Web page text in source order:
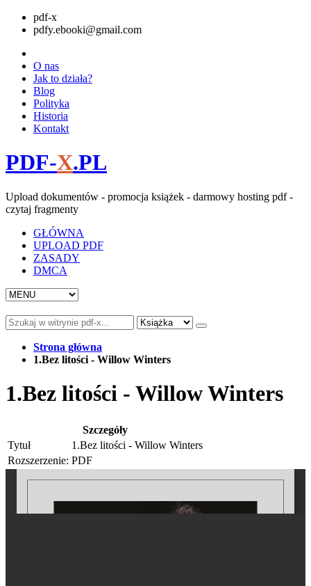
pdf-x
pdfy.ebooki@gmail.com
O nas
Jak to działa?
Blog
Polityka
Historia
Kontakt
PDF-X.PL
Upload dokumentów - promocja książek - darmowy hosting pdf -
czytaj fragmenty
GŁÓWNA
UPLOAD PDF
ZASADY
DMCA
Strona główna
1.Bez litości - Willow Winters
1.Bez litości - Willow Winters
Szczegóły
Tytuł
1.Bez litości - Willow Winters
Rozszerzenie: PDF